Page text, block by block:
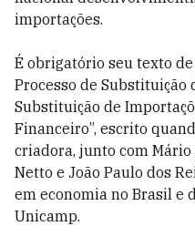
importações.
É obrigatório seu texto
Processo de Substituição
Substituição de
Financeiro”, escrito
criadora, junto com
Netto e João Paulo dos
em economia no Brasil e
Unicamp.